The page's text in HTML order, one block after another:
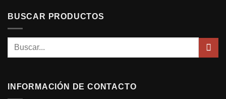
BUSCAR PRODUCTOS
Buscar
INFORMACIÓN DE CONTACTO